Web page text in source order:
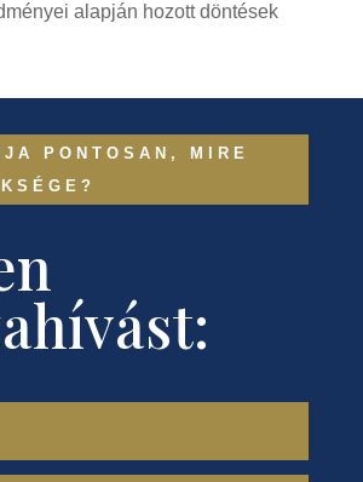
alapján hozott döntések
PONTOSAN, MIRE